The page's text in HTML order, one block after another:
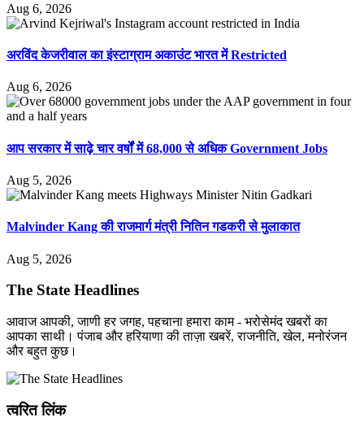
Aug 6, 2026
अरविंद केजरीवाल का इंस्टाग्राम अकाउंट भारत में Restricted
Aug 6, 2026
आप सरकार में साढ़े चार वर्षों में 68,000 से अधिक Government Jobs
Aug 5, 2026
Malvinder Kang की राजमार्ग मंत्री नितिन गडकरी से मुलाकात
Aug 5, 2026
The State Headlines
आवाज आपकी, जाणी हर जगह, पहचाना हमारा काम - भरोसेमंद खबरों का
आपका साथी। पंजाब और हरियाणा की ताज़ा खबरें, राजनीति, खेल, मनोरंजन
और बहुत कुछ।
त्वरित लिंक